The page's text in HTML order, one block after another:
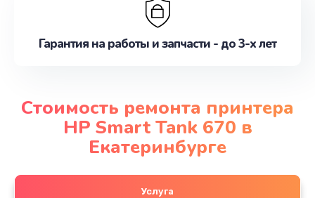
Гарантия на работы и запчасти - до 3-х лет
Стоимость ремонта принтера
HP Smart Tank 670 в
Екатеринбурге
Услуга